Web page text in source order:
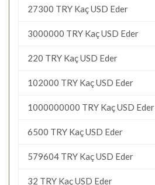
27300 TRY Kaç USD Eder
3000000 TRY Kaç USD Eder
220 TRY Kaç USD Eder
102000 TRY Kaç USD Eder
1000000000 TRY Kaç USD Eder
6500 TRY Kaç USD Eder
579604 TRY Kaç USD Eder
32 TRY Kaç USD Eder